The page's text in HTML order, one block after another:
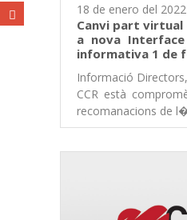
18 de enero del 2022
Canvi part virtual
a nova Interface
informativa 1 de
Informació
CCR està
recomanacions de